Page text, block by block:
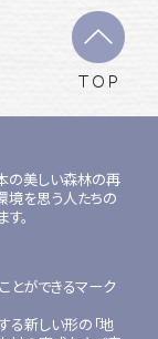
TOP
の美しい森林の再
境を思う人たちの
。
とができるマーク
る新しい形の「地